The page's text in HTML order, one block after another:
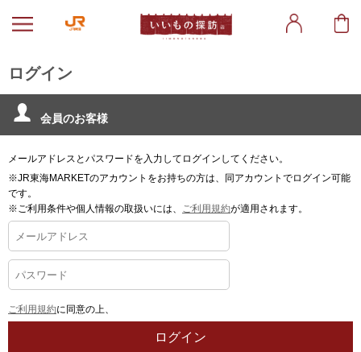
ログイン
会員のお客様
メールアドレスとパスワードを入力してログインしてください。
※JR東海MARKETのアカウントをお持ちの方は、同アカウントでログイン可能
です。
※ご利用条件や個人情報の取扱いには、 ご利用規約が適用されます。
ご利用規約に同意の上、